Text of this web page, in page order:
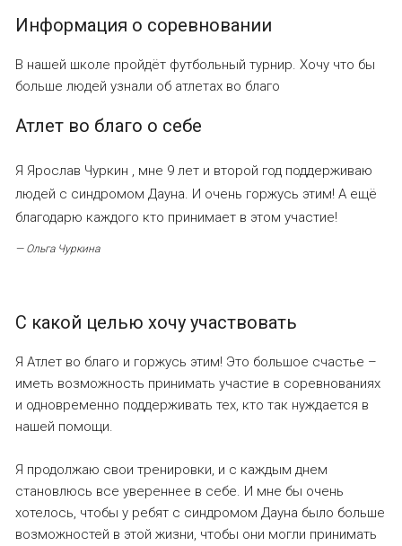
Информация о соревновании
В нашей школе пройдёт футбольный турнир. Хочу что бы
больше людей узнали об атлетах во благо
Атлет во благо о себе
Я Ярослав Чуркин , мне 9 лет и второй год поддерживаю
людей с синдромом Дауна. И очень горжусь этим! А ещё
благодарю каждого кто принимает в этом участие!
— Ольга Чуркина
С какой целью хочу участвовать
Я Атлет во благо и горжусь этим! Это большое счастье –
иметь возможность принимать участие в соревнованиях
и одновременно поддерживать тех, кто так нуждается в
нашей помощи.
Я продолжаю свои тренировки, и с каждым днем
становлюсь все увереннее в себе. И мне бы очень
хотелось, чтобы у ребят с синдромом Дауна было больше
возможностей в этой жизни, чтобы они могли принимать